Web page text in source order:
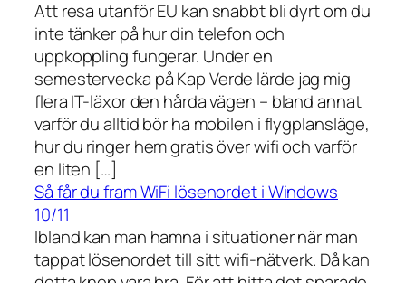
Att resa utanför EU kan snabbt bli dyrt om du
inte tänker på hur din telefon och
uppkoppling fungerar. Under en
semestervecka på Kap Verde lärde jag mig
flera IT-läxor den hårda vägen – bland annat
varför du alltid bör ha mobilen i flygplansläge,
hur du ringer hem gratis över wifi och varför
en liten […]
Så får du fram WiFi lösenordet i Windows
10/11
Ibland kan man hamna i situationer när man
tappat lösenordet till sitt wifi-nätverk. Då kan